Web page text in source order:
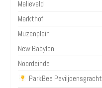
Malieveld
Markthof
Muzenplein
New Babylon
Noordeinde
ParkBee Paviljoensgracht